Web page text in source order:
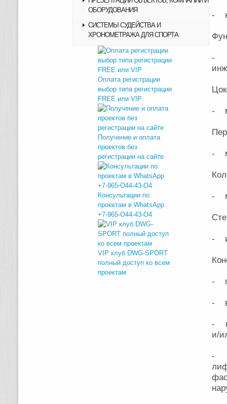
ОБОРУДОВАНИЯ
СИСТЕМЫ СУДЕЙСТВА И
ХРОНОМЕТРАЖА ДЛЯ СПОРТА
Оплата регистрации
выбор типа регистрации
FREE или VIP
Получение и оплата
проектов без
регистрации на сайте
Консультации по
проектам в WhatsApp
+7-965-O44-43-O4
VIP клуб DWG-SPORT
полный доступ ко всем
проектам
-
-
-
-
-
-
-
-
-
и/
-